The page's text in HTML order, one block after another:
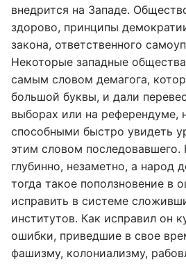
внедрится на Западе.
здорово, принципы
закона, ответственного
Некоторые западные
самым словом демагога,
большой буквы, и дали
выборах или на референдуме,
способными быстро увидеть
этим словом последовавшего.
глубинно, незаметно, а народ
тогда такое поползновение в
исправить в системе
институтов. Как исправил он
ошибки, приведшие в свое
фашизму, колониализму,